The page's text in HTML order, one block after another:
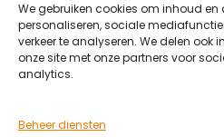
We gebruiken cookies om inhoud en
personaliseren, sociale
verkeer te analyseren. We delen ook
onze site met onze partners voor
analytics.
Beheer diensten
Cookiebeleid (EU)
Algemene voorwaarden
Privacy Policy